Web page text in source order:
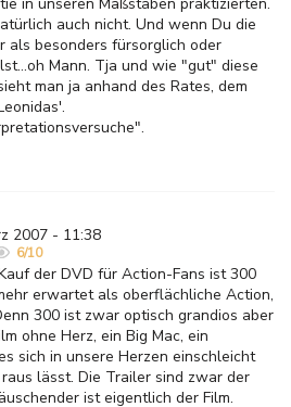
auch nicht. Und wenn Du die
als besonders fürsorglich oder
Mann. Tja und wie "gut" diese
man ja anhand des Rates, dem
2007 - 11:38
6/10
der DVD für Action-Fans ist 300
erwartet als oberflächliche Action,
300 ist zwar optisch grandios aber
ohne Herz, ein Big Mac, ein
sich in unsere Herzen einschleicht
lässt. Die Trailer sind zwar der
ist eigentlich der Film.